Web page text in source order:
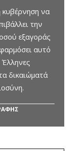
κυβέρνηση να
την
εξαγοράς
αυτό
δικαιώματά